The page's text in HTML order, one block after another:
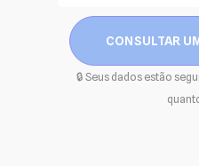
CONSULTAR
🔒 Seus dados estão